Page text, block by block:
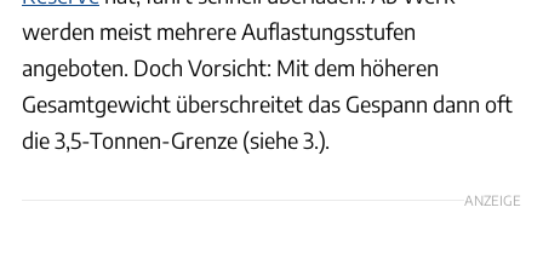
werden meist mehrere Auflastungsstufen
angeboten. Doch Vorsicht: Mit dem höheren
Gesamtgewicht überschreitet das Gespann dann oft
die 3,5-Tonnen-Grenze (siehe 3.).
ANZEIGE